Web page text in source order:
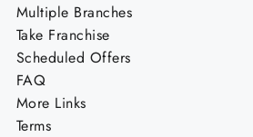
Multiple Branches
Take Franchise
Scheduled Offers
FAQ
More Links
Terms